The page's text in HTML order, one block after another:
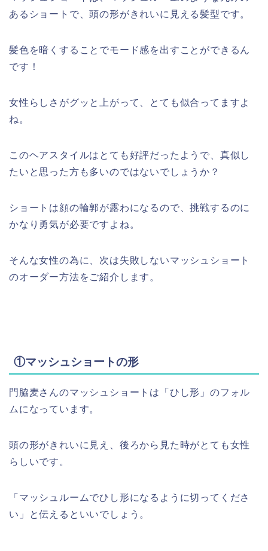
あるショートで、頭の形がきれいに見える髪型です。
髪色を暗くすることでモード感を出すことができるん
です！
女性らしさがグッと上がって、とても似合ってますよ
ね。
このヘアスタイルはとても好評だったようで、真似し
たいと思った方も多いのではないでしょうか？
ショートは顔の輪郭が露わになるので、挑戦するのに
かなり勇気が必要ですよね。
そんな女性の為に、次は失敗しないマッシュショート
のオーダー方法をご紹介します。
①マッシュショートの形
門脇麦さんのマッシュショートは「ひし形」のフォル
ムになっています。
頭の形がきれいに見え、後ろから見た時がとても女性
らしいです。
「マッシュルームでひし形になるように切ってくださ
い」と伝えるといいでしょう。